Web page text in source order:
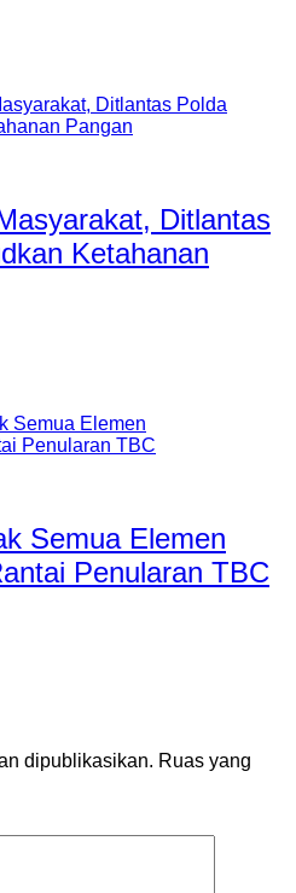
Ditlantas
Ketahanan
Semua Elemen
Penularan TBC
dipublikasikan. Ruas yang